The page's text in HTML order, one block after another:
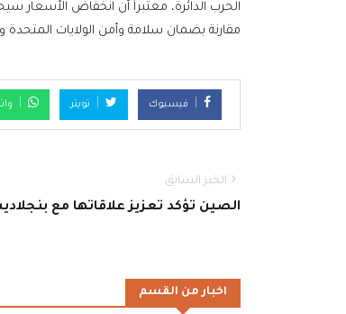
الحرب الدائرة، معتبراً أن انخفاض الأسعار
مقارنة بضمان سلامة وأمن الولايات المتحدة
فيسبوك تويتر
الخبر السابق
الصين تؤكد تعزيز علاقاتها مع
اخبار من القسم